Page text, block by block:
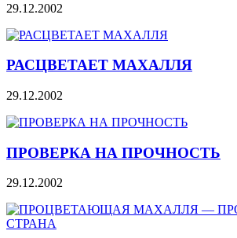
29.12.2002
РАСЦВЕТАЕТ МАХАЛЛЯ
29.12.2002
ПРОВЕРКА НА ПРОЧНОСТЬ
29.12.2002